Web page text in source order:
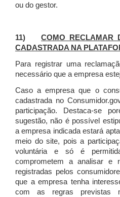
ou do gestor.
11)COMO RECLAMAR
CADASTRADA NA
Para registrar uma
necessário que a empresa
Caso a empresa que o
cadastrada no
participação. Destaca-se
sugestão, não é possível
a empresa indicada estará
meio do site, pois a
voluntária e só é
comprometem a analisar e
registradas pelos
que a empresa tenha
com as regras previstas